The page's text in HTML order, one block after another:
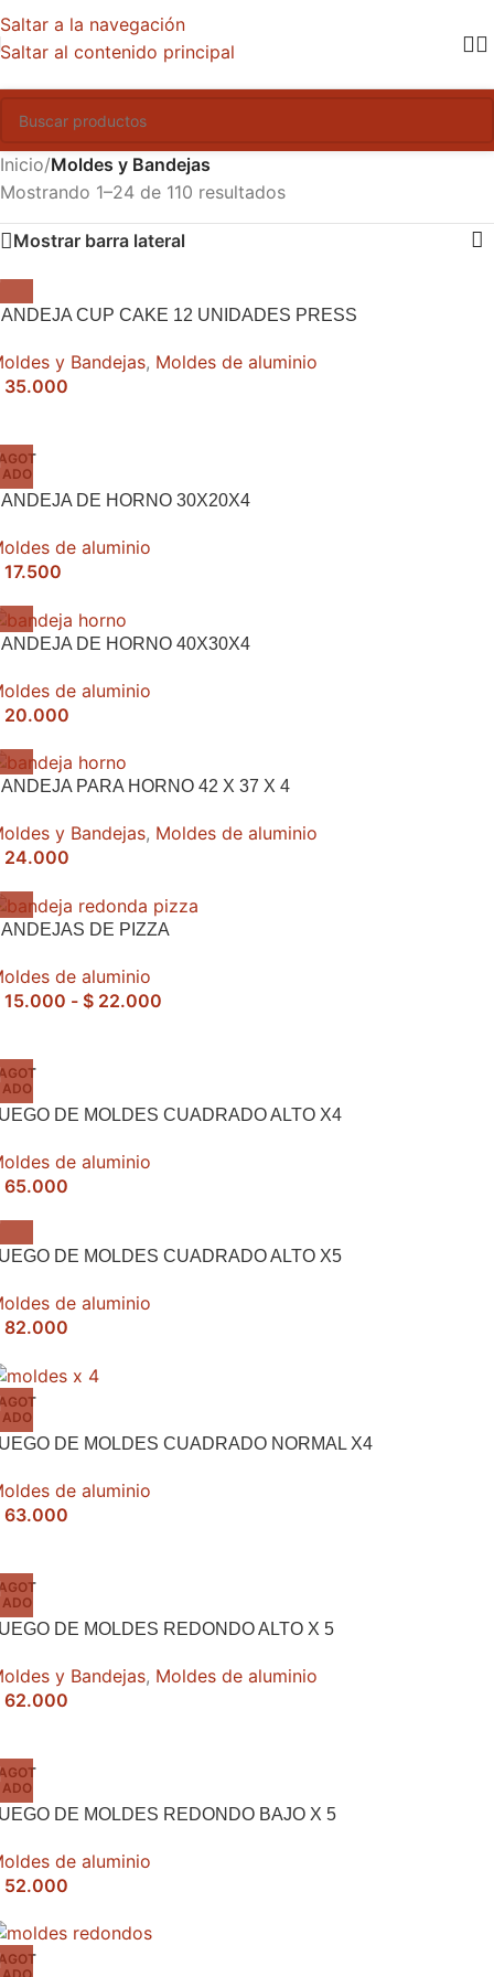
Saltar a la navegación
Saltar al contenido principal
Inicio/Moldes y Bandejas
Mostrando 1–24 de 110 resultados
Mostrar barra lateral
CUP CAKE 12 UNIDADES PRESS
y Bandejas, Moldes de aluminio
35.000
ADO
DE HORNO 30X20X4
de aluminio
17.500
DE HORNO 40X30X4
de aluminio
20.000
PARA HORNO 42 X 37 X 4
y Bandejas, Moldes de aluminio
24.000
DE PIZZA
de aluminio
15.000 - $ 22.000
ADO
DE MOLDES CUADRADO ALTO X4
de aluminio
65.000
DE MOLDES CUADRADO ALTO X5
de aluminio
82.000
ADO
DE MOLDES CUADRADO NORMAL X4
de aluminio
63.000
ADO
DE MOLDES REDONDO ALTO X 5
y Bandejas, Moldes de aluminio
62.000
ADO
DE MOLDES REDONDO BAJO X 5
de aluminio
52.000